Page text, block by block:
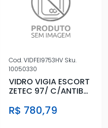
Cod.VIDFEI9753HV Sku.
10050330
VIDRO VIGIA ESCORT
ZETEC 97/ C/ANTIB
R$ 780,79